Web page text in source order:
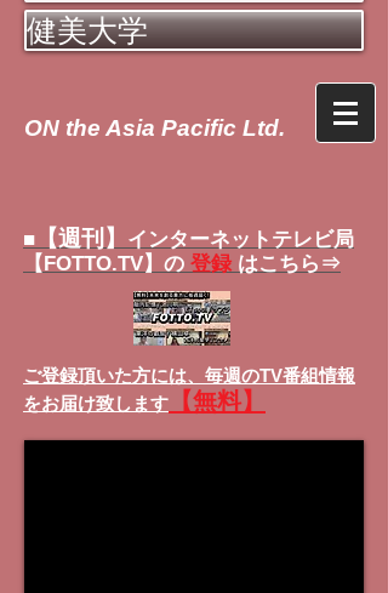
健美大学
ON the Asia Pacific Ltd.
■ 【週刊】
インターネットテレビ局
【FOTTO.TV】の 登録 はこちら⇒
ご登録頂いた方には、 毎週のTV番組情報
をお届け致します
【無料】